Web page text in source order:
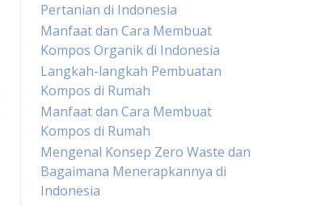
Pertanian di Indonesia
Manfaat dan Cara Membuat
Kompos Organik di Indonesia
Langkah-langkah Pembuatan
Kompos di Rumah
Manfaat dan Cara Membuat
Kompos di Rumah
Mengenal Konsep Zero Waste dan
Bagaimana Menerapkannya di
Indonesia